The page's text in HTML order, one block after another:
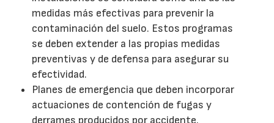
medidas más efectivas para prevenir la
contaminación del suelo. Estos programas
se deben extender a las propias medidas
preventivas y de defensa para asegurar su
efectividad.
Planes de emergencia que deben incorporar
actuaciones de contención de fugas y
derrames producidos por accidente.